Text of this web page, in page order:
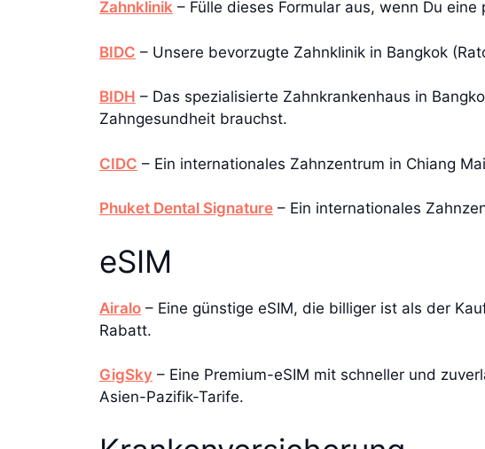
Zahnklinik – Fülle dieses Formular aus, wenn Du
BIDC – Unsere bevorzugte Zahnklinik in Bangkok
BIDH – Das spezialisierte Zahnkrankenhaus in
Zahngesundheit brauchst.
CIDC – Ein internationales Zahnzentrum in Chiang
Phuket Dental Signature – Ein internationales
eSIM
Airalo – Eine günstige eSIM, die billiger ist als der
Rabatt.
GigSky – Eine Premium-eSIM mit schneller und
Asien-Pazifik-Tarife.